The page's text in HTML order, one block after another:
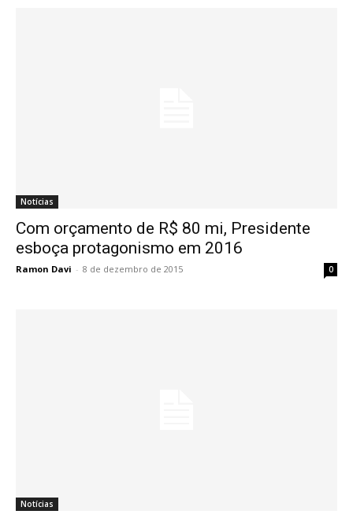
Notícias
Com orçamento de R$ 80 mi, Presidente
esboça protagonismo em 2016
Ramon Davi - 8 de dezembro de 2015 0
Notícias